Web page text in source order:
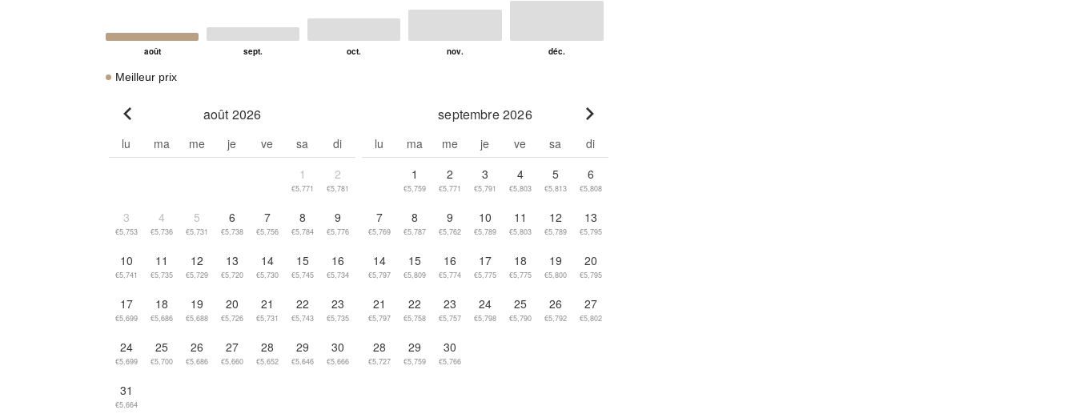
Meilleur prix
août 2026
lu ma me je ve sa
di
1
€5,771
2
€5,781
3
€5,753
4
€5,736
5
€5,731
6
€5,738
7
€5,756
8
€5,784
9
€5,776
10
€5,741
11
€5,735
12
€5,729
13
€5,720
14
€5,730
15
€5,745
16
€5,734
17
€5,699
18
€5,686
19
€5,688
20
€5,726
21
€5,731
22
€5,743
23
€5,735
24
€5,699
25
€5,700
26
€5,686
27
€5,660
28
€5,652
29
€5,646
30
€5,666
31
€5,664
septembre 2026
lu ma me je ve sa
di
1
€5,759
2
€5,771
3
€5,791
4
€5,803
5
€5,813
6
€5,808
7
€5,769
8
€5,787
9
€5,762
10
€5,789
11
€5,803
12
€5,789
13
€5,795
14
€5,797
15
€5,809
16
€5,774
17
€5,775
18
€5,775
19
€5,800
20
€5,795
21
€5,797
22
€5,758
23
€5,757
24
€5,798
25
€5,790
26
€5,792
27
€5,802
28
€5,727
29
€5,759
30
€5,766